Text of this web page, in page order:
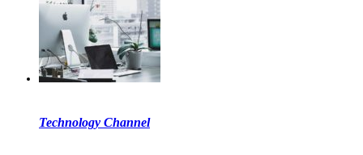
Technology Channel